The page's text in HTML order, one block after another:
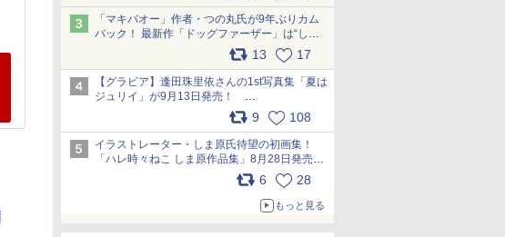
「マキバオー」作者・つの丸氏が9年ぶりカム
バック！ 最新作「ドッグファーザー」は“しゃ
べらない動物”とのリアルな暮らしを描く 「も
うこれ以上の幸せはない」……一緒に暮らす愛
犬たちへ… pic.x.com/hEr88DgVyD
13 17
【グラビア】逢田珠里依さんの1st写真集「夏は
ジュリイ」が9月13日発売！
9 108
イラストレーター・しま原氏待望の初画集！
「ハレ時々ねこ しま原作品集」8月28日発売
6 28
もっと見る